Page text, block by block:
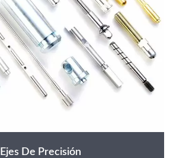
Ejes De Precisión